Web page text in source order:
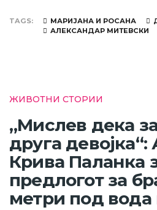
TAGS МАРИЈАНА И РОСАНА
АЛЕКСАНДАР МИТЕВСКИ
ЖИВОТНИ СТОРИИ
„Мислев дека
друга
Крива Паланка
предлогот за
метри под